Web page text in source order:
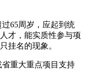
65周岁，应起到统
才，能实质性参与项
挂名的现象。
重大重点项目支持